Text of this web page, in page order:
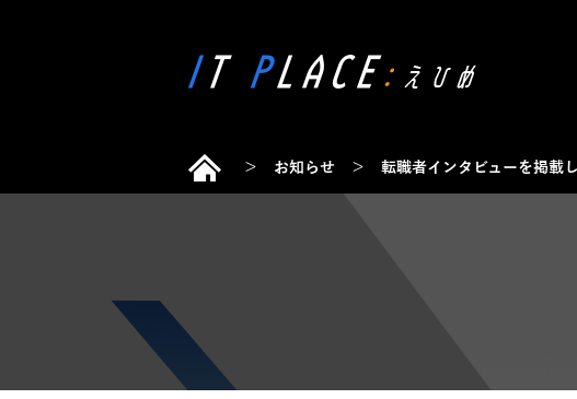
＞ お知らせ ＞ 転職者インタビューを掲載